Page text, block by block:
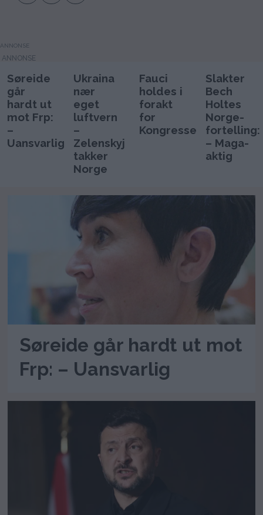
ANNONSE
Søreide
går
hardt ut
mot Frp:
–
Uansvarlig
Ukraina
nær
eget
luftvern
–
Zelenskyj
takker
Norge
Fauci
holdes i
forakt
for
Kongressen
Slakter
Bech
Holtes
Norge-
fortelling:
– Maga-
aktig
Søreide går hardt ut mot
Frp: – Uansvarlig